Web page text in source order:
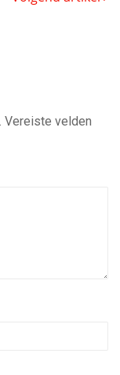
Vereiste velden